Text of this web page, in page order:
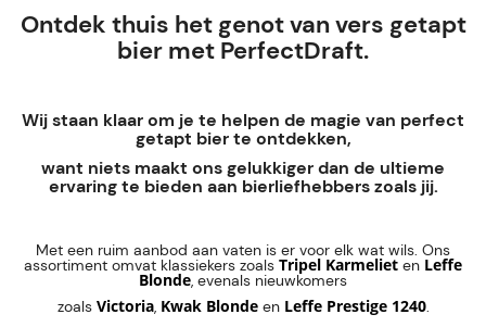
Ontdek thuis het genot van vers getapt
bier met PerfectDraft.
Wij staan klaar om je te helpen de magie van perfect
getapt bier te ontdekken,
want niets maakt ons gelukkiger dan de ultieme
ervaring te bieden aan bierliefhebbers zoals jij.
Met een ruim aanbod aan vaten is er voor elk wat wils. Ons
assortiment omvat klassiekers zoals Tripel Karmeliet en Leffe
Blonde, evenals nieuwkomers
zoals Victoria, Kwak Blondeen Leffe Prestige 1240.